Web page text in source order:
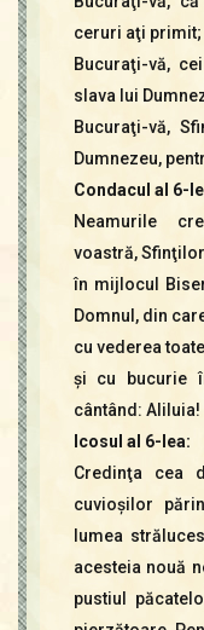
ceruri aţi primit;
Bucuraţi-vă,
slava lui
Bucuraţi-vă,
Dumnezeu,
Condacul al 6-
Neamurile
voastră,
în mijlocul
Domnul, din
cu vederea
şi cu bucurie
cântând: Aliluia!
Icosul al 6-lea:
Credinţa cea
cuvioşilor
lumea
acesteia nouă
pustiul